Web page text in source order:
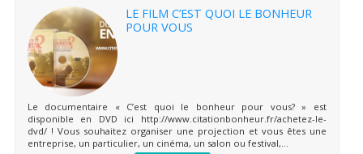
LE FILM C’EST QUOI LE BONHEUR
POUR VOUS
Le documentaire « C’est quoi le bonheur pour vous? » est
disponible en DVD ici http://www.citationbonheur.fr/achetez-le-
dvd/ ! Vous souhaitez organiser une projection et vous êtes une
entreprise, un particulier, un cinéma, un salon ou festival,...